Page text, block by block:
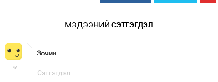
МЭДЭЭНИЙ СЭТГЭГДЭЛ